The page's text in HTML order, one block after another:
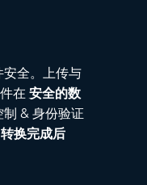
全。上传与
在 安全的数
& 身份验证
转换完成后